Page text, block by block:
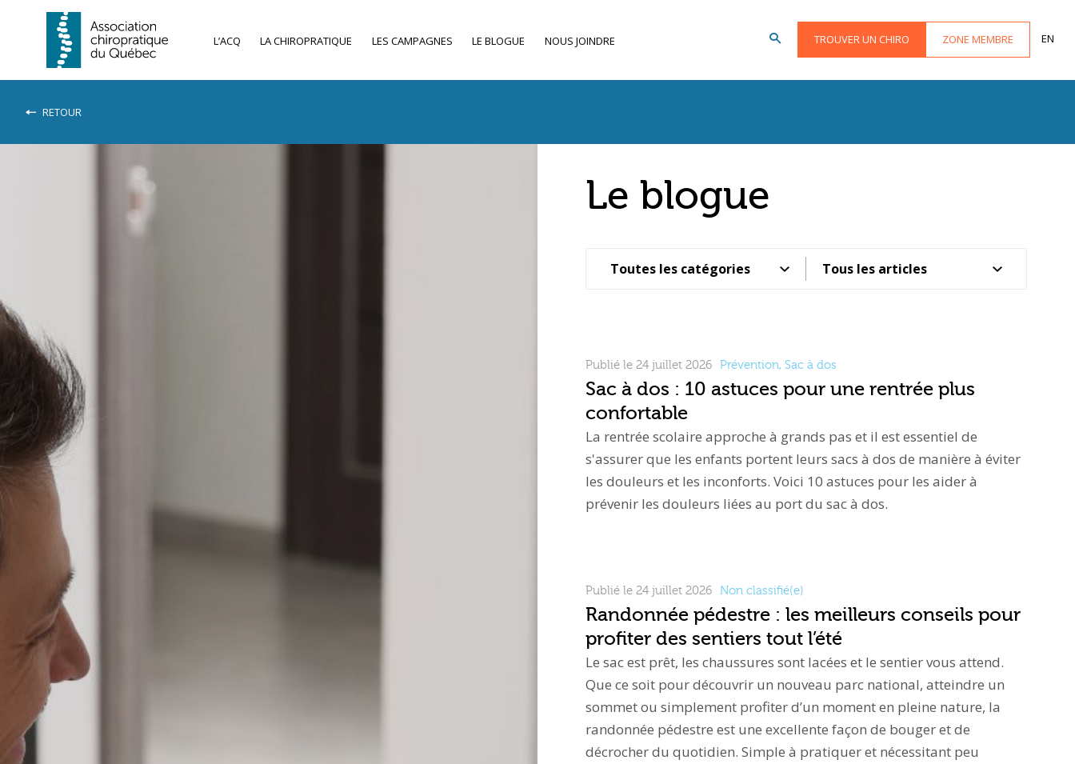
L’ACQ LA CHIROPRATIQUE LES CAMPAGNES LE BLOGUE NOUS JOINDRE TROUVER UN CHIRO ZONE MEMBRE EN
RETOUR
Le blogue
Publié le 24 juillet 2026 Prévention, Sac à dos
Sac à dos : 10 astuces pour une rentrée plus
confortable
La rentrée scolaire approche à grands pas et il est essentiel de
s'assurer que les enfants portent leurs sacs à dos de manière à éviter
les douleurs et les inconforts. Voici 10 astuces pour les aider à
prévenir les douleurs liées au port du sac à dos.
Publié le 24 juillet 2026 Non classifié(e)
Randonnée pédestre : les meilleurs conseils pour
profiter des sentiers tout l’été
Le sac est prêt, les chaussures sont lacées et le sentier vous attend.
Que ce soit pour découvrir un nouveau parc national, atteindre un
sommet ou simplement profiter d’un moment en pleine nature, la
randonnée pédestre est une excellente façon de bouger et de
décrocher du quotidien. Simple à pratiquer et nécessitant peu